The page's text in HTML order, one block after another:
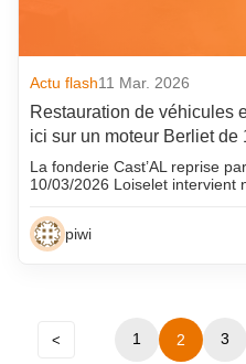
Actu flash11 Mar. 2026
Restauration de véhicules
ici sur un moteur Berliet de
La fonderie Cast’AL reprise
10/03/2026 Loiselet
piwi
1 2 3